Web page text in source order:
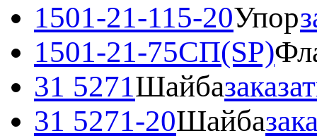
1501-21-115-20Упор
1501-21-75СП(SP)
31 5271Шайба
31 5271-20Шайба